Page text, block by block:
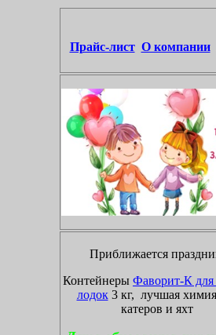
Прайс-лист О компании
Приближается
Контейнеры Фаворит-К
лодок3 кг, лучшая
катеров и яхт